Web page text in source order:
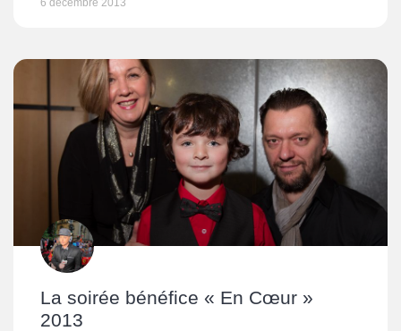
6 décembre 2013
La soirée bénéfice « En Cœur »
2013